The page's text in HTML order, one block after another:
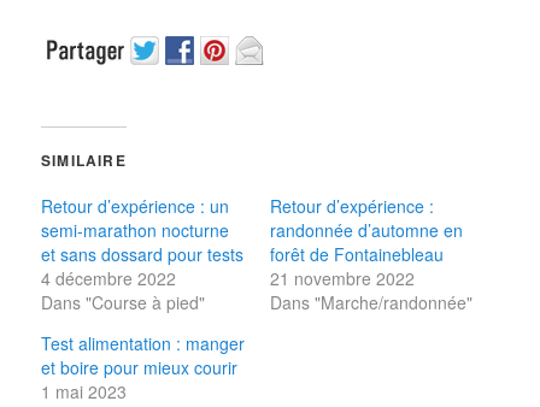
SIMILAIRE
Retour d’expérience : un
semi-marathon nocturne
et sans dossard pour tests
4 décembre 2022
Dans "Course à pied"
Retour d’expérience :
randonnée d’automne en
forêt de Fontainebleau
21 novembre 2022
Dans "Marche/randonnée"
Test alimentation : manger
et boire pour mieux courir
1 mai 2023